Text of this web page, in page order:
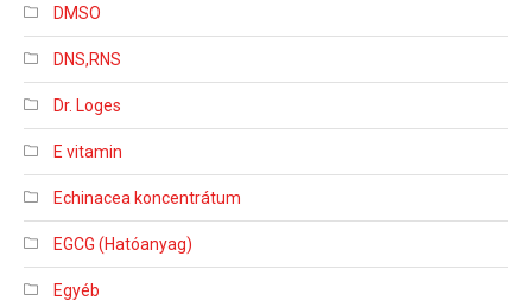
DMSO
DNS,RNS
Dr. Loges
E vitamin
Echinacea koncentrátum
EGCG (Hatóanyag)
Egyéb